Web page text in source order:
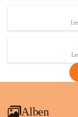
Anhang VBl.
1 Seite•1,4 MB
VBl. EU Nr.
Alben